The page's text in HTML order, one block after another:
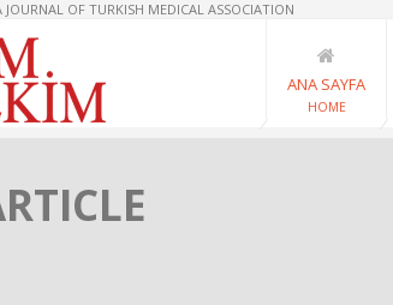
OF TURKISH MEDICAL ASSOCIATION
ANA SAYFA
HOME